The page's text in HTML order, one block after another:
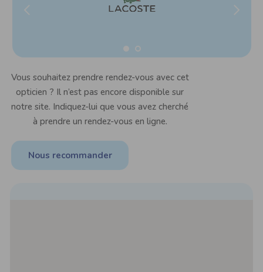
Vous souhaitez prendre rendez-vous avec cet
opticien ? Il n’est pas encore disponible sur
notre site. Indiquez-lui que vous avez cherché
à prendre un rendez-vous en ligne.
Nous recommander